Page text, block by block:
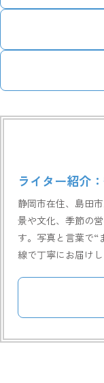
ライター紹介
静岡市在住、島田
景や文化、季節の
す。写真と言葉で“
線で丁寧にお届けし